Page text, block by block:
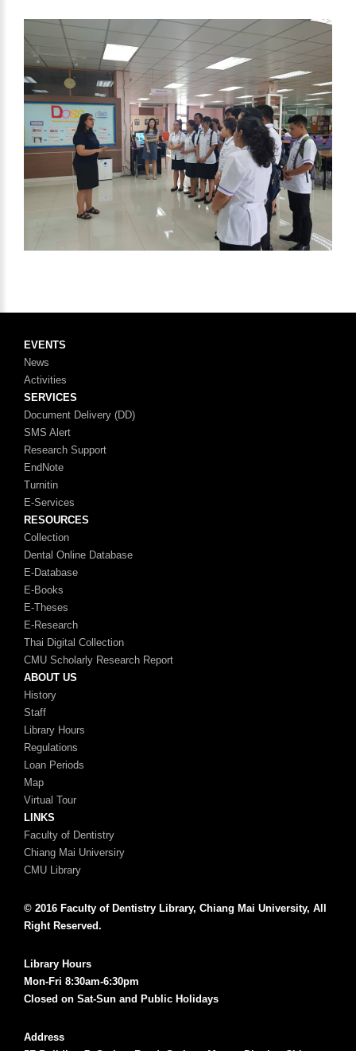
EVENTS
News
Activities
SERVICES
Document Delivery (DD)
SMS Alert
Research Support
EndNote
Turnitin
E-Services
RESOURCES
Collection
Dental Online Database
E-Database
E-Books
E-Theses
E-Research
Thai Digital Collection
CMU Scholarly Research Report
ABOUT US
History
Staff
Library Hours
Regulations
Loan Periods
Map
Virtual Tour
LINKS
Faculty of Dentistry
Chiang Mai Universiry
CMU Library
© 2016 Faculty of Dentistry Library, Chiang Mai University, All
Right Reserved.
Library Hours
Mon-Fri 8:30am-6:30pm
Closed on Sat-Sun and Public Holidays
Address